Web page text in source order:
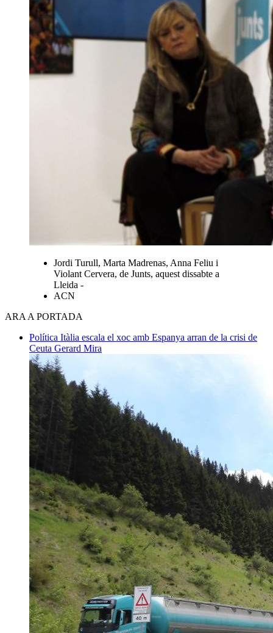
Jordi Turull, Marta Madrenas, Anna Feliu i
Violant Cervera, de Junts, aquest dissabte a
Lleida -
ACN
ARA A PORTADA
Política Itàlia escala el xoc amb Espanya arran de la crisi de
Ceuta Gerard Mira